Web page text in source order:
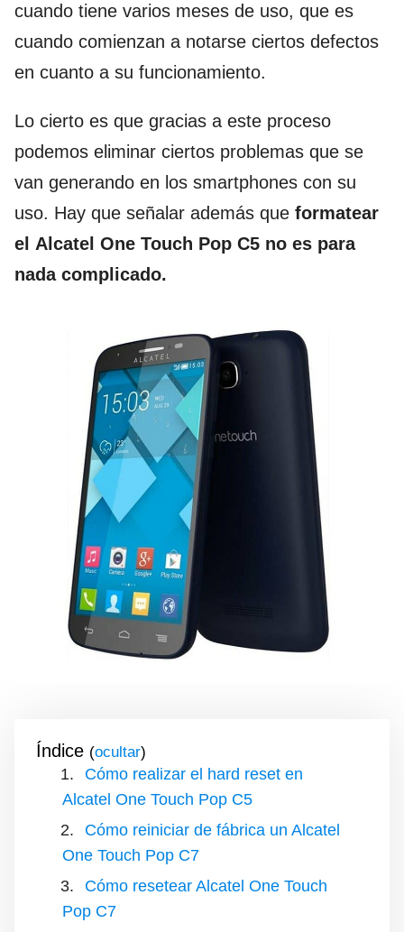
cuando tiene varios meses de uso, que es
cuando comienzan a notarse ciertos defectos
en cuanto a su funcionamiento.
Lo cierto es que gracias a este proceso
podemos eliminar ciertos problemas que se
van generando en los smartphones con su
uso. Hay que señalar además que formatear
el Alcatel One Touch Pop C5 no es para
nada complicado.
Índice ( )
Cómo realizar el hard reset en
Alcatel One Touch Pop C5
Cómo reiniciar de fábrica un Alcatel
One Touch Pop C7
Cómo resetear Alcatel One Touch
Pop C7